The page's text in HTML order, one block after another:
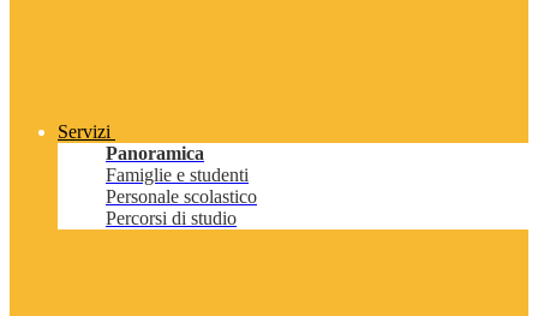
Servizi
Panoramica
Famiglie e studenti
Personale scolastico
Percorsi di studio